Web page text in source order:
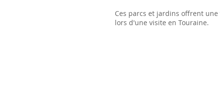
Ces parcs et jardins offrent
lors d'une visite en Touraine.